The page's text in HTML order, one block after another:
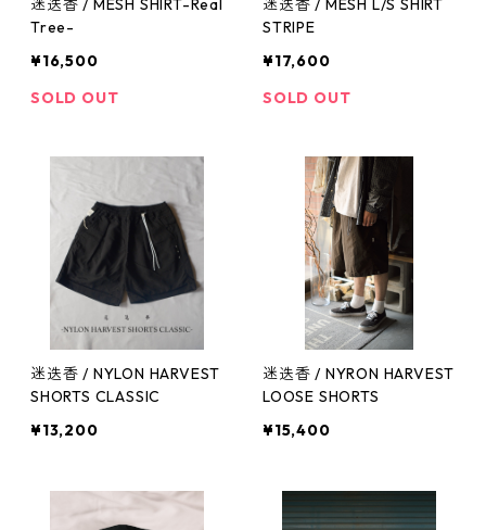
迷迭香 / MESH SHIRT-Real
Tree-
¥16,500
SOLD OUT
迷迭香 / MESH L/S SHIRT
STRIPE
¥17,600
SOLD OUT
迷迭香 / NYLON HARVEST
SHORTS CLASSIC
¥13,200
迷迭香 / NYRON HARVEST
LOOSE SHORTS
¥15,400